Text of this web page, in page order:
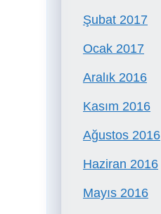
Şubat 2017
Ocak 2017
Aralık 2016
Kasım 2016
Ağustos 2016
Haziran 2016
Mayıs 2016